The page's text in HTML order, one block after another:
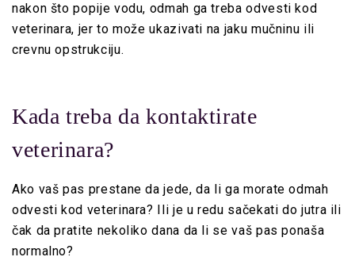
nakon što popije vodu, odmah ga treba odvesti kod
veterinara, jer to može ukazivati na jaku mučninu ili
crevnu opstrukciju.
Kada treba da kontaktirate
veterinara?
Ako vaš pas prestane da jede, da li ga morate odmah
odvesti kod veterinara? Ili je u redu sačekati do jutra ili
čak da pratite nekoliko dana da li se vaš pas ponaša
normalno?